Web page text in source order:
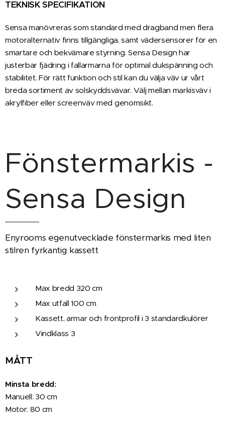
TEKNISK SPECIFIKATION
Sensa manövreras som standard med dragband men flera
motoralternativ finns tillgängliga, samt vädersensorer för en
smartare och bekvämare styrning. Sensa Design har
justerbar fjädring i fallarmarna för optimal dukspänning och
stabilitet. För rätt funktion och stil kan du välja väv ur vårt
breda sortiment av solskyddsvävar. Välj mellan markisväv i
akrylfiber eller screenväv med genomsikt.
Fönstermarkis -
Sensa Design
Enyrooms egenutvecklade fönstermarkis med liten
stilren fyrkantig kassett
Max bredd 320 cm
Max utfall 100 cm
Kassett, armar och frontprofil i 3 standardkulörer
Vindklass 3
MÅTT
Minsta bredd:
Manuell: 30 cm
Motor: 80 cm